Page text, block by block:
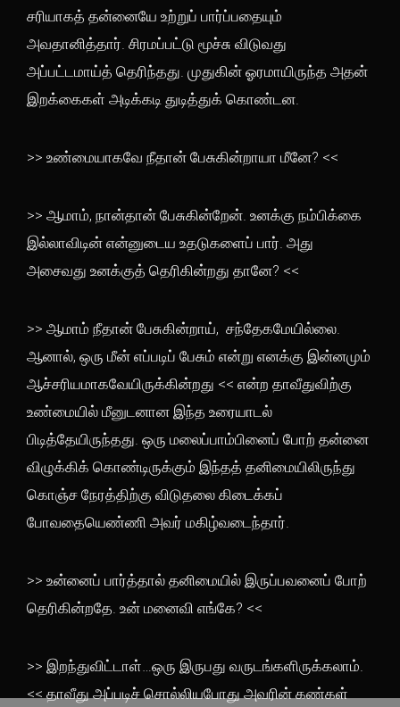
சரியாகத் தன்னையே உற்றுப் பார்ப்பதையும்
அவதானித்தார். சிரமப்பட்டு மூச்சு விடுவது
அப்பட்டமாய்த் தெரிந்தது. முதுகின் ஓரமாயிருந்த அதன்
இறக்கைகள் அடிக்கடி துடித்துக் கொண்டன.
>> உண்மையாகவே நீதான் பேசுகின்றாயா மீனே? <<
>> ஆமாம், நான்தான் பேசுகின்றேன். உனக்கு நம்பிக்கை
இல்லாவிடின் என்னுடைய உதடுகளைப் பார். அது
அசைவது உனக்குத் தெரிகின்றது தானே? <<
>> ஆமாம் நீதான் பேசுகின்றாய், சந்தேகமேயில்லை.
ஆனால், ஒரு மீன் எப்படிப் பேசும் என்று எனக்கு இன்னமும்
ஆச்சரியமாகவேயிருக்கின்றது << என்ற தாவீதுவிற்கு
உண்மையில் மீனுடனான இந்த உரையாடல்
பிடித்தேயிருந்தது. ஒரு மலைப்பாம்பினைப் போற் தன்னை
விழுக்கிக் கொண்டிருக்கும் இந்தத் தனிமையிலிருந்து
கொஞ்ச நேரத்திற்கு விடுதலை கிடைக்கப்
போவதையெண்ணி அவர் மகிழ்வடைந்தார்.
>> உன்னைப் பார்த்தால் தனிமையில் இருப்பவனைப் போற்
தெரிகின்றதே. உன் மனைவி எங்கே? <<
>> இறந்துவிட்டாள்…ஒரு இருபது வருடங்களிருக்கலாம்.
<< தாவீது அப்படிச் சொல்லியபோது அவரின் கண்கள்